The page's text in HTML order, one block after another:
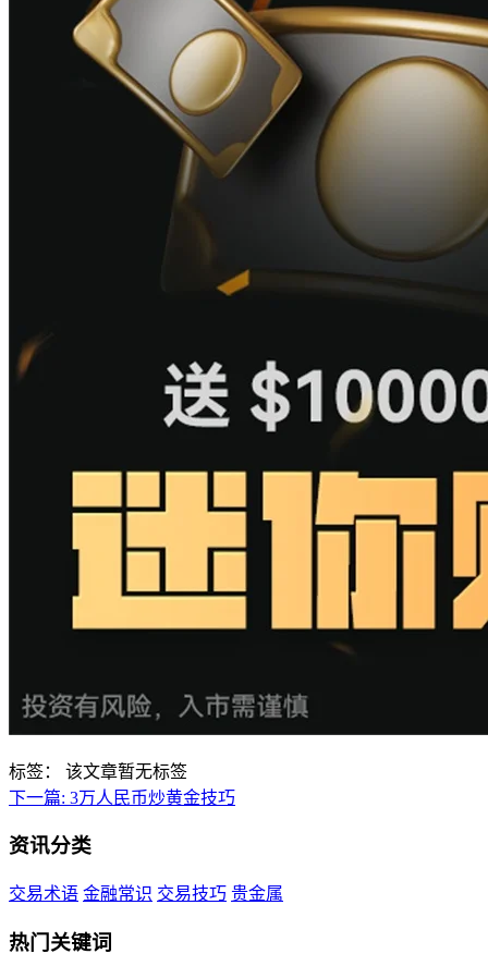
标签：
该文章暂无标签
下一篇: 3万人民币炒黄金技巧
资讯分类
交易术语 金融常识 交易技巧 贵金属
热门关键词